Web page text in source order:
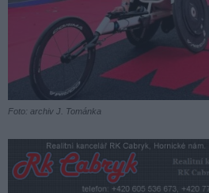
Foto: archiv J. Tománka